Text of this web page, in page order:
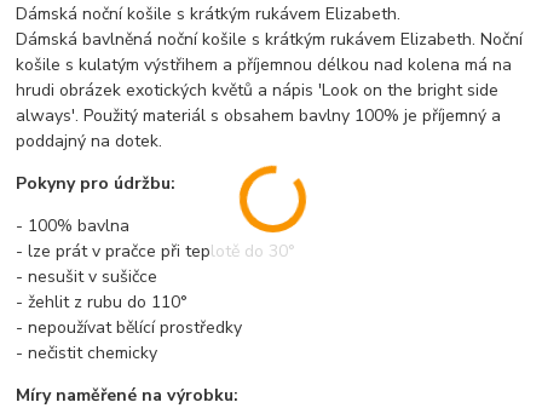
Dámská noční košile s krátkým rukávem Elizabeth.
Dámská bavlněná noční košile s krátkým rukávem Elizabeth. Noční
košile s kulatým výstřihem a příjemnou délkou nad kolena má na
hrudi obrázek exotických květů a nápis 'Look on the bright side
always'. Použitý materiál s obsahem bavlny 100% je příjemný a
poddajný na dotek.
Pokyny pro údržbu:
- 100% bavlna
- lze prát v pračce při teplotě do 30°
- nesušit v sušičce
- žehlit z rubu do 110°
- nepoužívat bělící prostředky
- nečistit chemicky
Míry naměřené na výrobku: